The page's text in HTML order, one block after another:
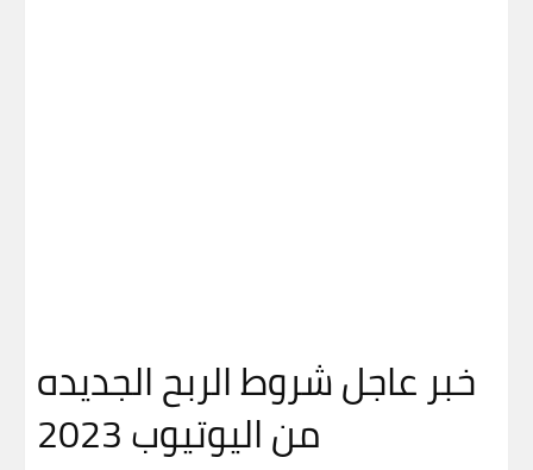
خبر عاجل شروط الربح الجديده
من اليوتيوب 2023